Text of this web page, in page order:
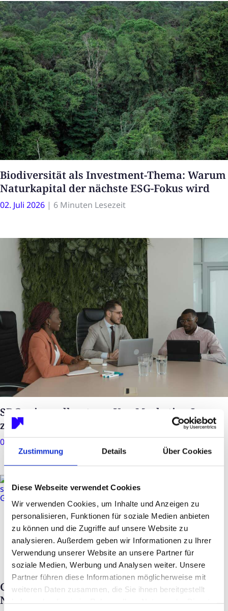
Zustimmung Details Über Cookies
Diese Webseite verwendet Cookies
Wir verwenden Cookies, um Inhalte und Anzeigen zu
personalisieren, Funktionen für soziale Medien anbieten
zu können und die Zugriffe auf unsere Website zu
analysieren. Außerdem geben wir Informationen zu Ihrer
Verwendung unserer Website an unsere Partner für
soziale Medien, Werbung und Analysen weiter. Unsere
Partner führen diese Informationen möglicherweise mit
weiteren Daten zusammen, die Sie ihnen bereitgestellt
Biodiversität als Investment-Thema: Warum
Naturkapital der nächste ESG-Fokus wird
02. Juli 2026 | 6 Minuten Lesezeit
SDGs sinnvoll nutzen: Von Marketing-Icons
zu echter Wirkungslogik
04. Juni 2026
Greenwashing: Woran man echte
Nachhaltigkeit wirklich erkennt